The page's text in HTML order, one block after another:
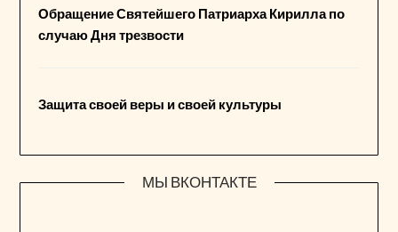
Обращение Святейшего Патриарха Кирилла по
случаю Дня трезвости
Защита своей веры и своей культуры
МЫ ВКОНТАКТЕ